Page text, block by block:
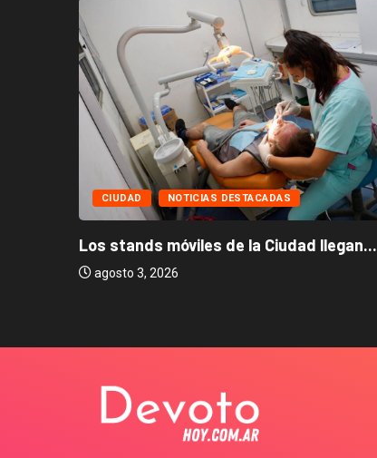
CIUDAD NOTICIAS DESTACADAS
Los stands móviles de la Ciudad llegan...
agosto 3, 2026